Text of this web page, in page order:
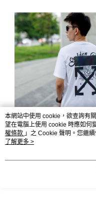
本網站中使用 cookie，欲查詢有
望在電腦上使用 cookie 時應如何
權條款 」之 Cookie 聲明。您繼
用條款之 Cookie 聲明使用 cookie
了解更多 >